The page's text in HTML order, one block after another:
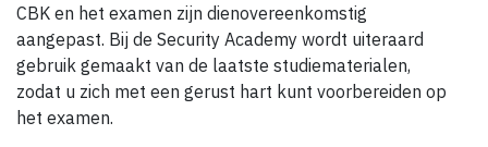
CBK en het examen zijn dienovereenkomstig
aangepast. Bij de Security Academy wordt uiteraard
gebruik gemaakt van de laatste studiematerialen,
zodat u zich met een gerust hart kunt voorbereiden op
het examen.